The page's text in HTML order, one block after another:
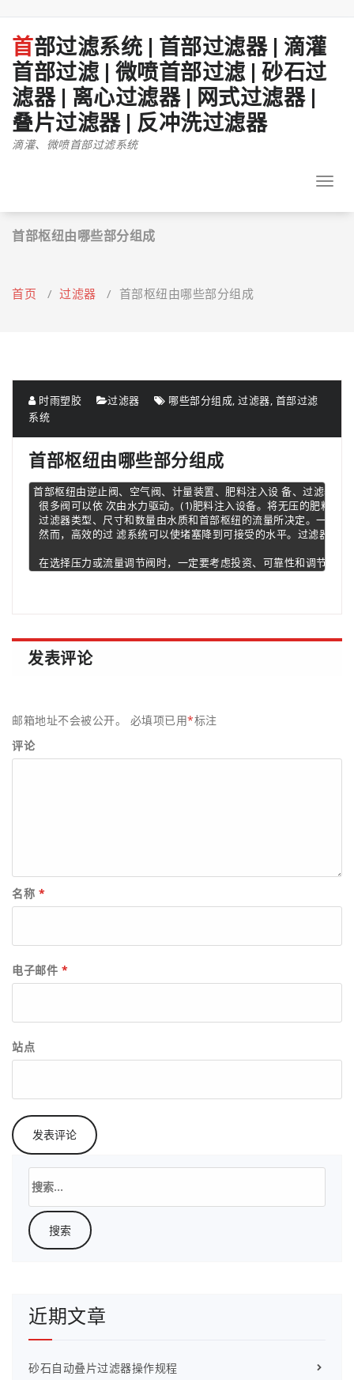
首部过滤系统 | 首部过滤器 | 滴灌
首部过滤 | 微喷首部过滤 | 砂石过
滤器 | 离心过滤器 | 网式过滤器 |
叠片过滤器 | 反冲洗过滤器
滴灌、微喷首部过滤系统
首部枢纽由哪些部分组成
首页 / 过滤器 / 首部枢纽由哪些部分组成
时雨塑胶 过滤器 哪些部分组成, 过滤器, 首部过滤
系统
首部枢纽由哪些部分组成
首部枢纽由逆止阀、空气阀、计量装置、肥料注入设 备、过滤器
很多阀可以依 次由水力驱动。(1)肥料注入设备。将无压的肥料溶
过滤器类型、尺寸和数量由水质和首部枢纽的流量所决定。一般
然而，高效的过 滤系统可以使堵塞降到可接受的水平。过滤器并
在选择压力或流量调节阀时，一定要考虑投资、可靠性和调节精
发表评论
邮箱地址不会被公开。 必填项已用*标注
评论
名称 *
电子邮件 *
站点
索：
近期文章
砂石自动叠片过滤器操作规程